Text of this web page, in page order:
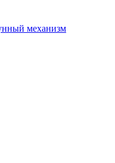
механизм